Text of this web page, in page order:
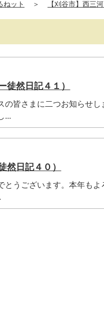
ット ＞ 【刈谷市】西三
徒然日記４１）
皆さまに二つお知らせ
...
然日記４０）
うございます。本年もよ